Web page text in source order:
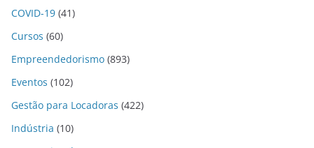
COVID-19 (41)
Cursos (60)
Empreendedorismo (893)
Eventos (102)
Gestão para Locadoras (422)
Indústria (10)